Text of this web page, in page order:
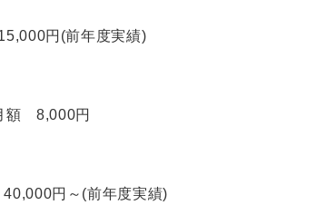
円(前年度実績)
額 8,000円
円～(前年度実績)